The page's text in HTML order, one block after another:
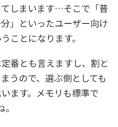
しまいます…そこで「普
」といったユーザー向け
ことになります。
番とも言えますし、割と
うので、選ぶ側としても
ます。メモリも標準で